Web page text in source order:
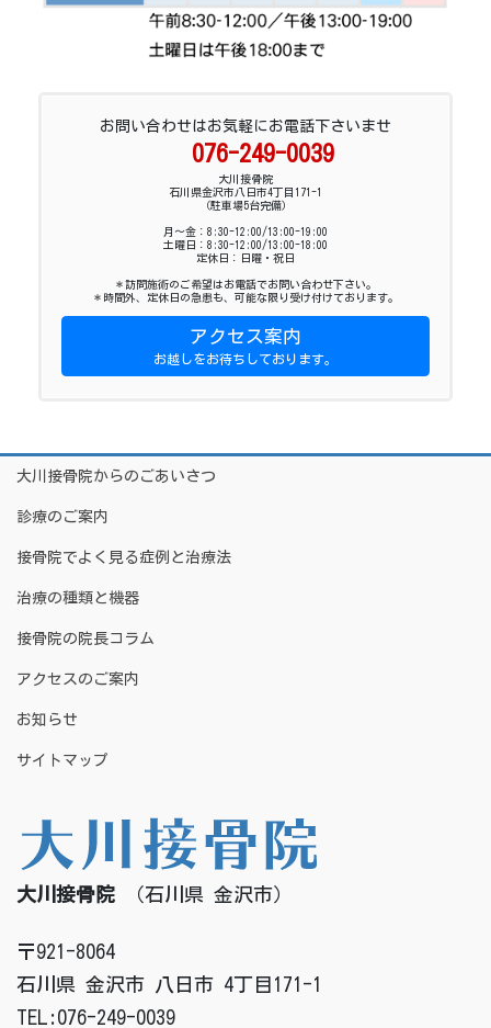
お問い合わせはお気軽にお電話下さいませ
076-249-0039
大川接骨院
石川県金沢市八日市4丁目171-1
（駐車場5台完備）
月～金：8:30-12:00/13:00-19:00
土曜日：8:30-12:00/13:00-18:00
定休日：日曜・祝日
＊訪問施術のご希望はお電話でお問い合わせ下さい。
＊時間外、定休日の急患も、可能な限り受け付けております。
アクセス案内
お越しをお待ちしております。
大川接骨院からのごあいさつ
診療のご案内
接骨院でよく見る症例と治療法
治療の種類と機器
接骨院の院長コラム
アクセスのご案内
お知らせ
サイトマップ
大川接骨院 （石川県 金沢市）
〒921-8064
石川県 金沢市 八日市 4丁目171-1
TEL:076-249-0039